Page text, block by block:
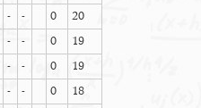
- - 0
20
- - 0
19
- - 0
19
- - 0
18